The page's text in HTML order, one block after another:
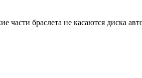
части браслета не касаются диска